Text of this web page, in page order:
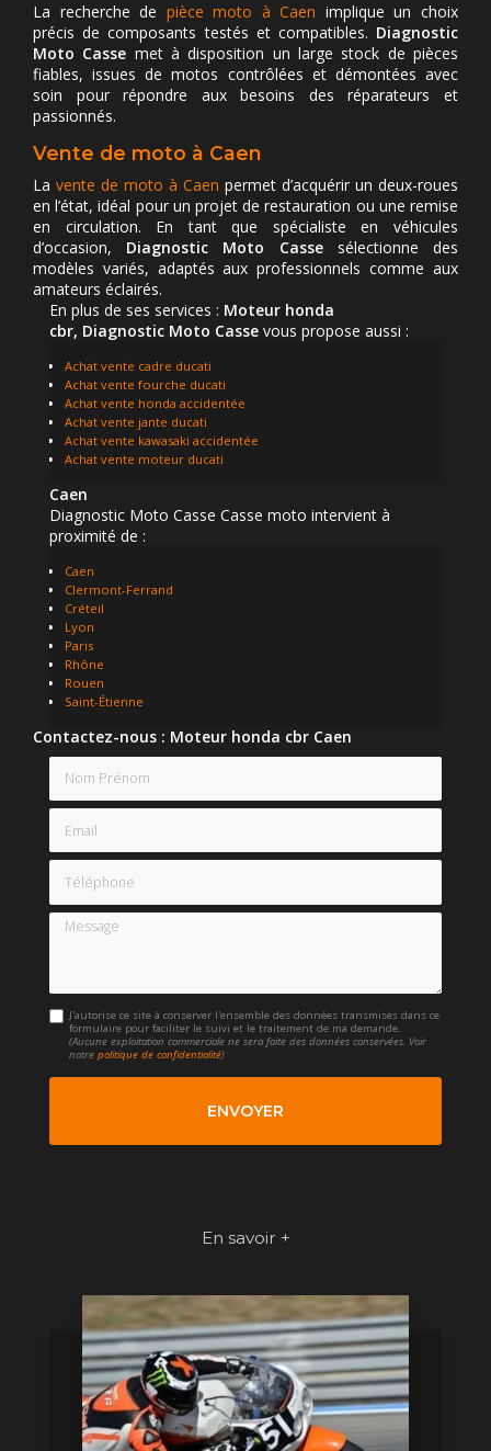
La recherche de pièce moto à Caen implique un choix
précis de composants testés et compatibles. Diagnostic
Moto Casse met à disposition un large stock de pièces
fiables, issues de motos contrôlées et démontées avec
soin pour répondre aux besoins des réparateurs et
passionnés.
Vente de moto à Caen
La vente de moto à Caen permet d’acquérir un deux-roues
en l’état, idéal pour un projet de restauration ou une remise
en circulation. En tant que spécialiste en véhicules
d’occasion, Diagnostic Moto Cassesélectionne des
modèles variés, adaptés aux professionnels comme aux
amateurs éclairés.
En plus de ses services : Moteur honda
cbr, Diagnostic Moto Casse vous propose aussi :
Achat vente cadre ducati
Achat vente fourche ducati
Achat vente honda accidentée
Achat vente jante ducati
Achat vente kawasaki accidentée
Achat vente moteur ducati
Caen
Diagnostic Moto Casse Casse moto intervient à
proximité de :
Caen
Clermont-Ferrand
Créteil
Lyon
Paris
Rhône
Rouen
Saint-Étienne
Contactez-nous : Moteur honda cbr Caen
Nom Prénom
Email
Message
J'autorise ce site à conserver l'ensemble des données transmises dans ce
formulaire pour faciliter le suivi et le traitement de ma demande.
(Aucune exploitation commerciale ne sera faite des données conservées. Voir
notrepolitique de confidentialité)
En savoir +